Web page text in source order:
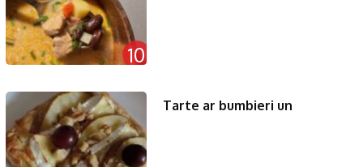
10
Tarte ar bumbieri un